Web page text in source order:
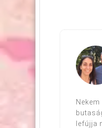
lefújja